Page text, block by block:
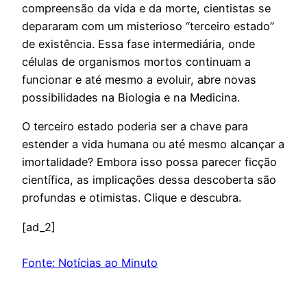
compreensão da vida e da morte, cientistas se
depararam com um misterioso “terceiro estado”
de existência. Essa fase intermediária, onde
células de organismos mortos continuam a
funcionar e até mesmo a evoluir, abre novas
possibilidades na Biologia e na Medicina.
O terceiro estado poderia ser a chave para
estender a vida humana ou até mesmo alcançar a
imortalidade? Embora isso possa parecer ficção
científica, as implicações dessa descoberta são
profundas e otimistas. Clique e descubra.
[ad_2]
Fonte: Notícias ao Minuto